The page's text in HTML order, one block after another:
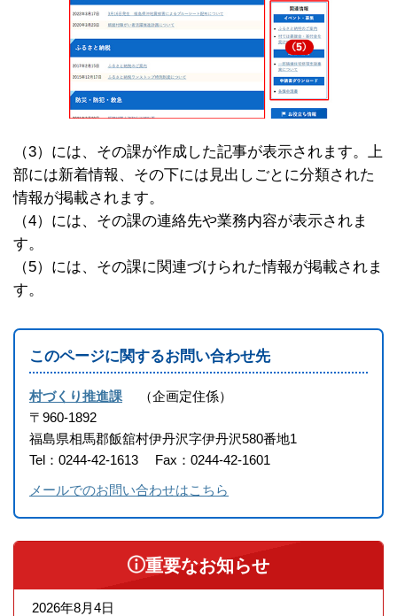
（3）には、その課が作成した記事が表示されます。上
部には新着情報、その下には見出しごとに分類された
情報が掲載されます。
（4）には、その課の連絡先や業務内容が表示されま
す。
（5）には、その課に関連づけられた情報が掲載されま
す。
このページに関するお問い合わせ先
村づくり推進課
企画定住係
〒960-1892
福島県相馬郡飯舘村伊丹沢字伊丹沢580番地1
Tel：0244-42-1613
Fax：0244-42-1601
メールでのお問い合わせはこちら
重要なお知らせ
2026年8月4日